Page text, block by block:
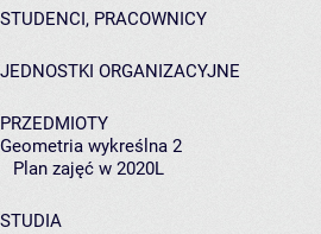
STUDENCI, PRACOWNICY
JEDNOSTKI ORGANIZACYJNE
PRZEDMIOTY
Geometria wykreślna 2
Plan zajęć w 2020L
STUDIA